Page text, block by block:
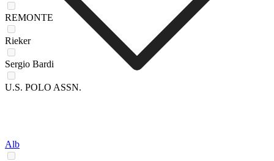
REMONTE
Rieker
Sergio Bardi
U.S. POLO ASSN.
Alb